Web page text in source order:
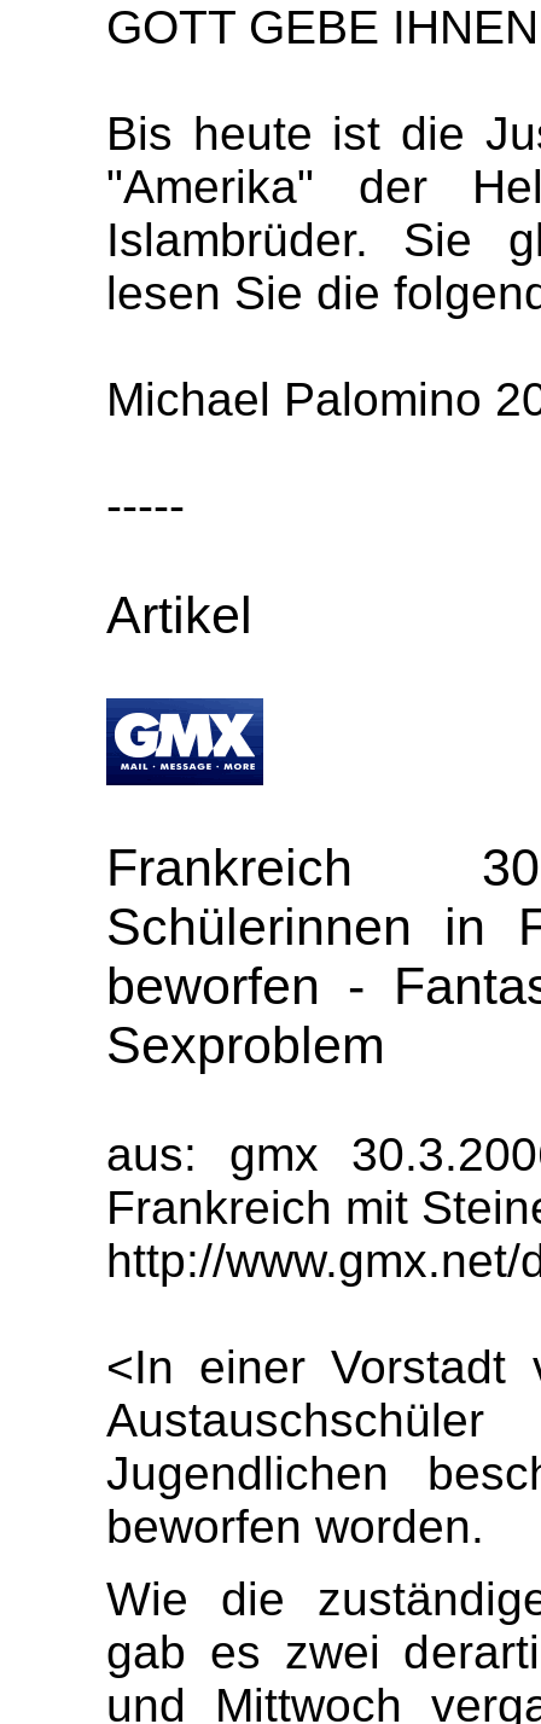
GOTT GEBE
Bis heute ist die
"Amerika" der
Islambrüder. Sie
lesen Sie die
Michael Palomino
-----
Artikel
Frankreich
Schülerinnen in
beworfen -
Sexproblem
aus: gmx
Frankreich mit
http://
<In einer Vorstadt
Jugendlichen
beworfen worden.
Wie die
gab es zwei
und Mittwoch